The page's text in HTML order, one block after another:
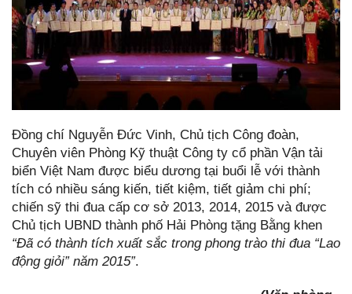
Đồng chí Nguyễn Đức Vinh, Chủ tịch Công đoàn,
Chuyên viên Phòng Kỹ thuật Công ty cổ phần Vận tải
biển Việt Nam được biểu dương tại buổi lễ với thành
tích có nhiều sáng kiến, tiết kiệm, tiết giảm chi phí;
chiến sỹ thi đua cấp cơ sở 2013, 2014, 2015 và được
Chủ tịch UBND thành phố Hải Phòng tặng Bằng khen
“Đã có thành tích xuất sắc trong phong trào thi đua “Lao
động giỏi” năm 2015”.